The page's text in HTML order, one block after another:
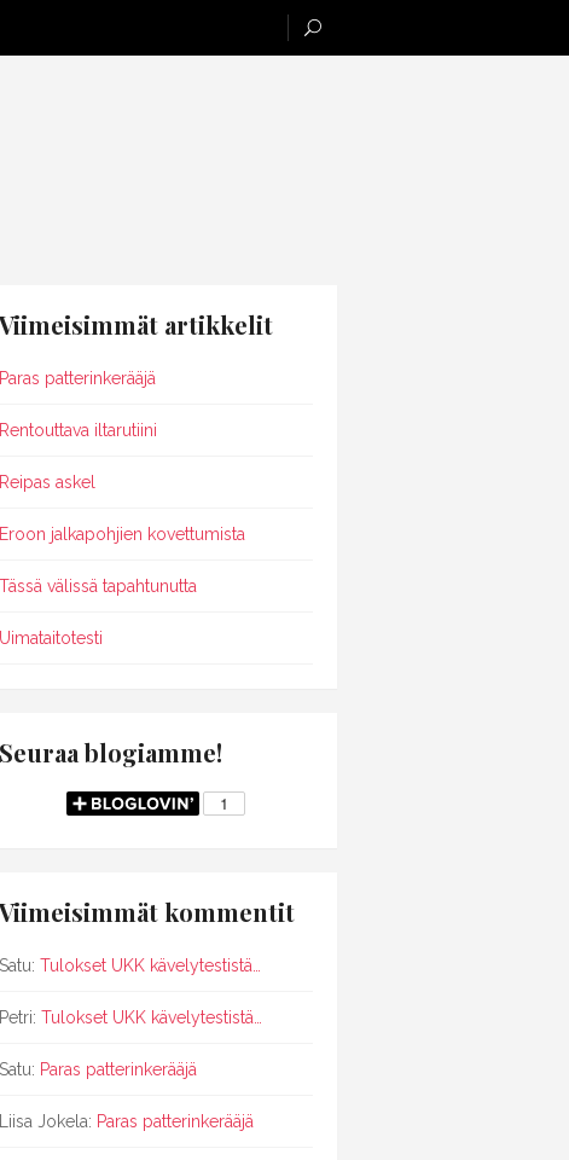
Viimeisimmät artikkelit
Paras patterinkerääjä
Rentouttava iltarutiini
Reipas askel
Eroon jalkapohjien kovettumista
Tässä välissä tapahtunutta
Uimataitotesti
Seuraa blogiamme!
Viimeisimmät kommentit
Satu: Tulokset UKK kävelytestistä…
Petri: Tulokset UKK kävelytestistä…
Satu: Paras patterinkerääjä
Liisa Jokela: Paras patterinkerääjä